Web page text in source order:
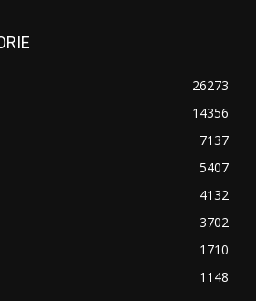
26273
14356
7137
5407
4132
3702
1710
1148